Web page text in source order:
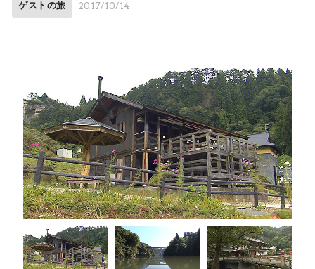
ゲストの旅 2017/10/14